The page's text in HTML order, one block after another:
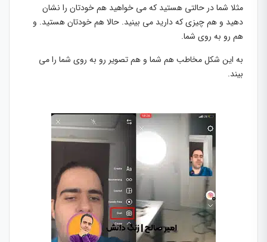
مثلا شما در حالتی هستید که می خواهید هم خودتان را نشان
دهید و هم چیزی که دارید می بینید. حالا هم خودتان هستید. و
هم رو به روی شما.
به این شکل مخاطب هم شما و هم تصویر رو به روی شما را می
بیند.